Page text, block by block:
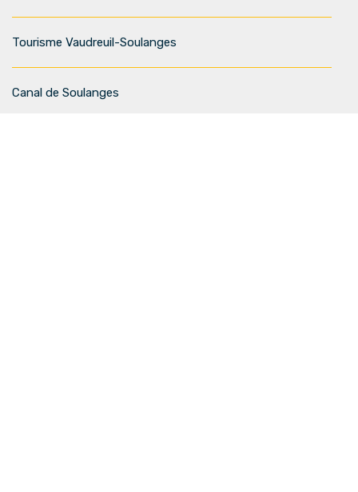
Tourisme Vaudreuil-Soulanges
Canal de Soulanges